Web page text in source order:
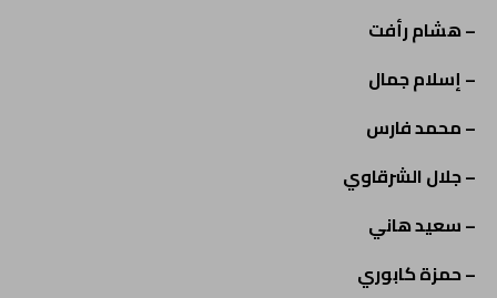
– هشام رأفت
– إسلام جمال
– محمد فارس
– جلال الشرقاوي
– سعيد هاني
– حمزة كابوري